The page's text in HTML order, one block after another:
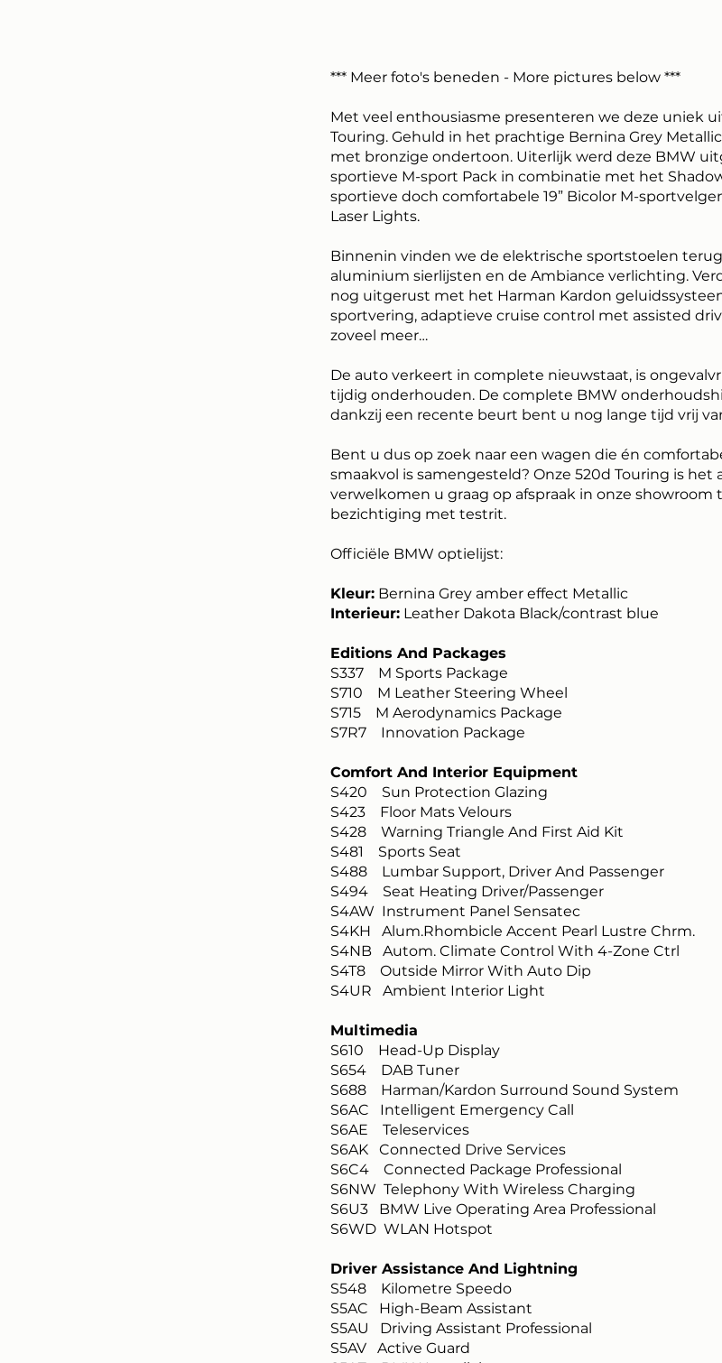
*** Meer foto's beneden - More pictures below ***
Met veel enthousiasme presenteren we deze uniek
Touring. Gehuld in het prachtige Bernina Grey
met bronzige ondertoon. Uiterlijk werd deze BMW
sportieve M-sport Pack in combinatie met het
sportieve doch comfortabele 19” Bicolor M-
Laser Lights.
Binnenin vinden we de elektrische sportstoelen
aluminium sierlijsten en de Ambiance verlichting.
nog uitgerust met het Harman Kardon
sportvering, adaptieve cruise control met assisted
zoveel meer…
De auto verkeert in complete nieuwstaat, is
tijdig onderhouden. De complete BMW
dankzij een recente beurt bent u nog lange tijd vrij
Bent u dus op zoek naar een wagen die én
smaakvol is samengesteld? Onze 520d Touring is het
verwelkomen u graag op afspraak in onze showroom
bezichtiging met testrit.
Officiële BMW optielijst:
Kleur: Bernina Grey amber effect Metallic
Interieur: Leather Dakota Black/contrast blue
Editions And Packages
S337 M Sports Package
S710 M Leather Steering Wheel
S715 M Aerodynamics Package
S7R7 Innovation Package
Comfort And Interior Equipment
S420 Sun Protection Glazing
S423 Floor Mats Velours
S428 Warning Triangle And First Aid Kit
S481 Sports Seat
S488 Lumbar Support, Driver And Passenger
S494 Seat Heating Driver/Passenger
S4AW Instrument Panel Sensatec
S4KH Alum.Rhombicle Accent Pearl Lustre Chrm.
S4NB Autom. Climate Control With 4-Zone Ctrl
S4T8 Outside Mirror With Auto Dip
S4UR Ambient Interior Light
Multimedia
S610 Head-Up Display
S654 DAB Tuner
S688 Harman/Kardon Surround Sound System
S6AC Intelligent Emergency Call
S6AE Teleservices
S6AK Connected Drive Services
S6C4 Connected Package Professional
S6NW Telephony With Wireless Charging
S6U3 BMW Live Operating Area Professional
S6WD WLAN Hotspot
Driver Assistance And Lightning
S548 Kilometre Speedo
S5AC High-Beam Assistant
S5AU Driving Assistant Professional
S5AV Active Guard